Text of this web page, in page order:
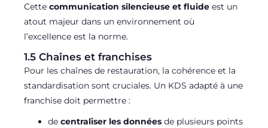
Cettecommunication silencieuse et fluide est un
atout majeur dans un environnement où
l’excellence est la norme.
1.5 Chaînes et franchises
Pour les chaînes de restauration, la cohérence et la
standardisation sont cruciales. Un KDS adapté à une
franchise doit permettre :
decentraliser les données de plusieurs points